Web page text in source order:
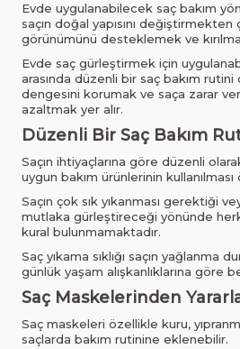
Evde uygulanabilecek saç bakım
saçın doğal yapısını değiştirmekten
görünümünü desteklemek ve
Evde saç gürleştirmek için
arasında düzenli bir saç bakım rutini
dengesini korumak ve saça zarar
azaltmak yer alır.
Düzenli Bir Saç Bakım
Saçın ihtiyaçlarına göre düzenli
uygun bakım ürünlerinin
Saçın çok sık yıkanması gerektiği
mutlaka gürleştireceği yönünde
kural bulunmamaktadır.
Saç yıkama sıklığı saçın yağlanma
günlük yaşam alışkanlıklarına göre
Saç Maskelerinden
Saç maskeleri özellikle kuru,
saçlarda bakım rutinine eklenebilir.